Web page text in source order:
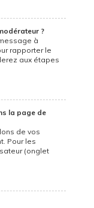
?
à
rapporter le
aux étapes
la page de
de vos
Pour les
(onglet